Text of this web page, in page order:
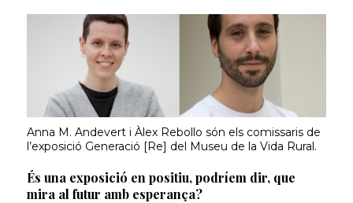
Anna M. Andevert i Àlex Rebollo són els comissaris de
l’exposició Generació [Re] del Museu de la Vida Rural.
És una exposició en positiu, podríem dir, que
mira al futur amb esperança?